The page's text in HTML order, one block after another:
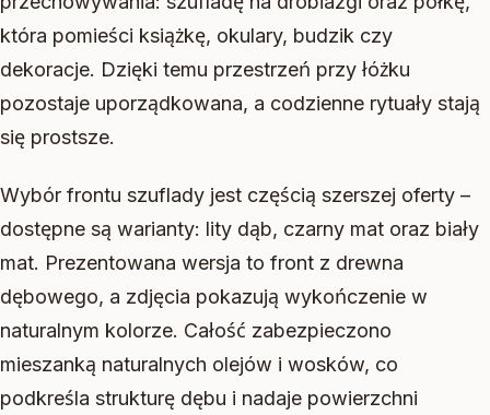
która pomieści książkę, okulary, budzik czy
dekoracje. Dzięki temu przestrzeń przy łóżku
pozostaje uporządkowana, a codzienne rytuały stają
się prostsze.
Wybór frontu szuflady jest częścią szerszej oferty –
dostępne są warianty: lity dąb, czarny mat oraz biały
mat. Prezentowana wersja to front z drewna
dębowego, a zdjęcia pokazują wykończenie w
naturalnym kolorze. Całość zabezpieczono
mieszanką naturalnych olejów i wosków, co
podkreśla strukturę dębu i nadaje powierzchni